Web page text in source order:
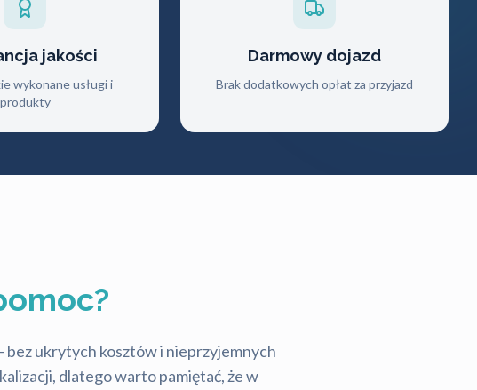
jakości
wykonane usługi i
produkty
Darmowy dojazd
Brak dodatkowych opłat za przyjazd
bez ukrytych kosztów i nieprzyjemnych
dlatego warto pamiętać, że w